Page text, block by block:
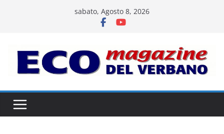
sabato, Agosto 8, 2026